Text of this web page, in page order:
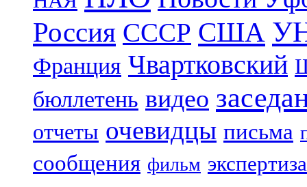
Россия СССР США
Франция Чвартковский
бюллетень видео
отчеты очевидцы письма
сообщения фильм экспертиза